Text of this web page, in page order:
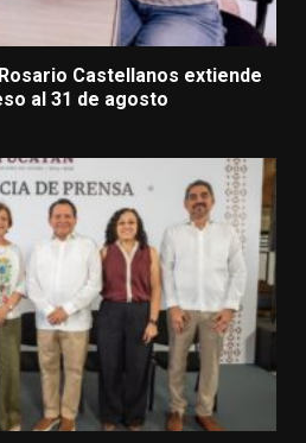
Castellanos extiende
al 31 de agosto